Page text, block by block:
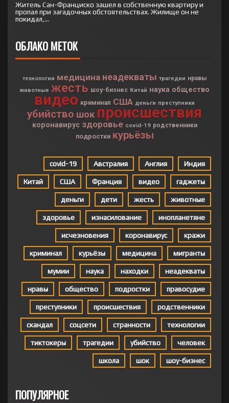
Житель Сан-Франциско зашел в собственную квартиру и
пропал при загадочных обстоятельствах. Жилище он не
покидал,...
ОБЛАКО МЕТОК
технологии медицина неадекваты трагедии нравы
животные жесть шоу-бизнес Китай наука общество
видео криминал США деньги преступники
убийство шок происшествия
коронавирус здоровье covid-19 родственники
подростки курьёзы
covid-19 Австралия Англия Индия
Китай США Франция видео гаджеты
деньги дети жесть животные
здоровье изнасилование инопланетяне
исчезновения коронавирус кражи
криминал курьёзы медицина мигранты
мумии наука находки неадекваты
нравы общество подростки правосудие
преступники происшествия родственники
скандал соцсети странности технологии
тиктокеры трагедии убийство человек
школа шок шоу-бизнес
ПОПУЛЯРНОЕ